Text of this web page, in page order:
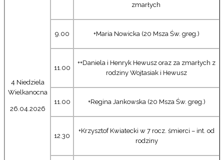
4 Niedziela
Wielkanocna
26.04.2026
zmarłych
9.00 +Maria Nowicka (20 Msza Św. greg.)
11.00
++Daniela i Henryk Hewusz oraz za zmarłych z
rodziny Wojtasiak i Hewusz
11.00 +Regina Jankowska (20 Msza Św. greg.)
12.30
+Krzysztof Kwiatecki w 7 rocz. śmierci – int. od
rodziny